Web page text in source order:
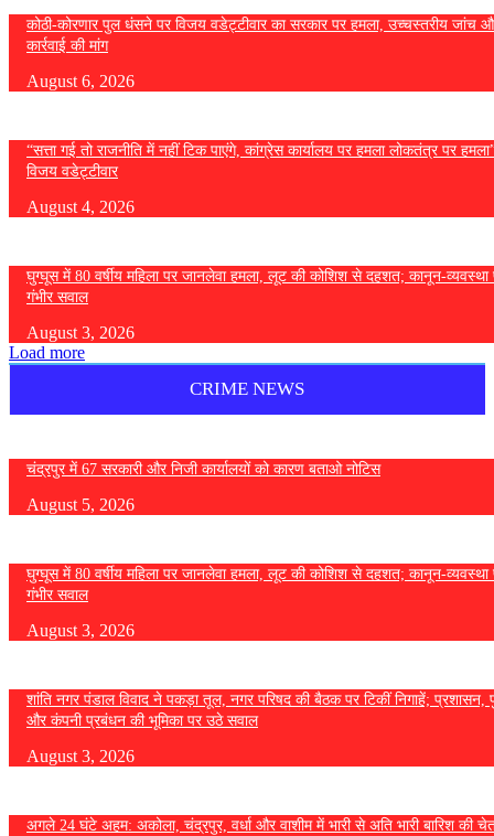
कोठी-कोरणार पुल धंसने पर विजय वडेट्टीवार का सरकार पर हमला, उच्चस्तरीय जांच
कार्रवाई की मांग
August 6, 2026
“सत्ता गई तो राजनीति में नहीं टिक पाएंगे, कांग्रेस कार्यालय पर हमला लोकतंत्र पर
विजय वडेट्टीवार
August 4, 2026
घुग्घूस में 80 वर्षीय महिला पर जानलेवा हमला, लूट की कोशिश से दहशत; कानून-व्यवस्था
गंभीर सवाल
August 3, 2026
Load more
CRIME NEWS
चंद्रपुर में 67 सरकारी और निजी कार्यालयों को कारण बताओ नोटिस
August 5, 2026
घुग्घूस में 80 वर्षीय महिला पर जानलेवा हमला, लूट की कोशिश से दहशत; कानून-व्यवस्था
गंभीर सवाल
August 3, 2026
शांति नगर पंडाल विवाद ने पकड़ा तूल, नगर परिषद की बैठक पर टिकीं निगाहें; प्रशासन,
और कंपनी प्रबंधन की भूमिका पर उठे सवाल
August 3, 2026
अगले 24 घंटे अहम: अकोला, चंद्रपुर, वर्धा और वाशीम में भारी से अति भारी बारिश की